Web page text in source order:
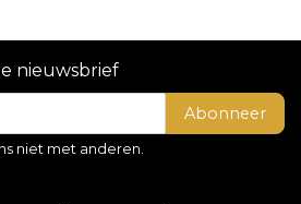
nieuwsbrief
Abonneer
niet met anderen.